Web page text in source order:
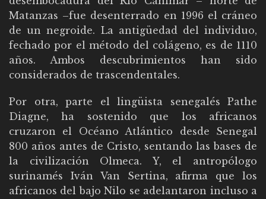
Matanzas –fue desenterrado en 1996 el cráneo
de un negroide. La antigüedad del individuo,
fechado por el método del colágeno, es de 1110
años. Ambos descubrimientos han sido
considerados de trascendentales.
Por otra, parte el lingüista senegalés Pathe
Diagne, ha sostenido que los africanos
cruzaron el Océano Atlántico desde Senegal
800 años antes de Cristo, sentando las bases de
la civilización Olmeca. Y, el antropólogo
surinamés Iván Van Sertina, afirma que los
africanos del bajo Nilo se adelantaron incluso a